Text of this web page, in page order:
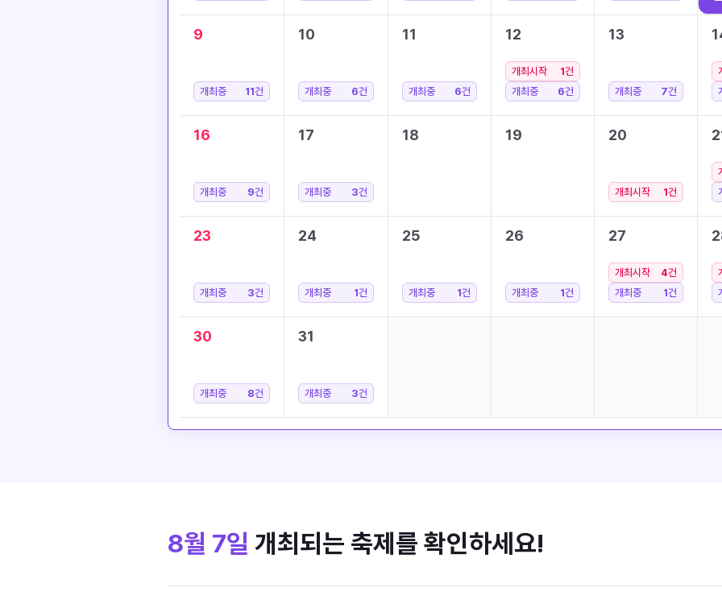
9
개최중 11건
10
개최중 6건
11
개최중 6건
12
개최시작 1건
개최중
6건
13
개최중 7건
16
개최중 9건
17
개최중 3건
18 19 20
개최시작 1건
23
개최중 3건
24
개최중 1건
25
개최중 1건
26
개최중 1건
27
개최시작 4건
개최중
1건
30
개최중 8건
31
개최중 3건
8월 7일 개최되는 축제를 확인하세요!